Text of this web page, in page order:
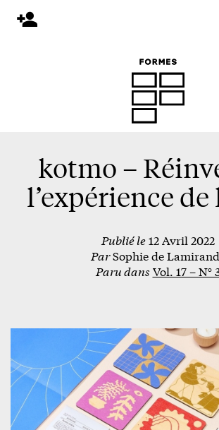
Matériaux
Environnement
Événements et conférences
kotmo –
l’expérience de
Publié le12 Avril 2022
ParSophie de
Paru dans Vol. 17 – N°